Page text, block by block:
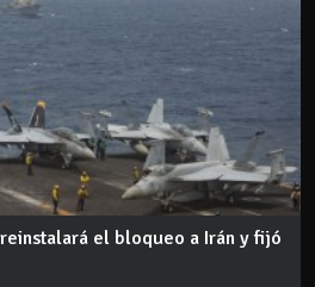
el bloqueo a Irán y fijó